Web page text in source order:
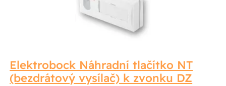
Elektrobock Náhradní tlačítko NT
(bezdrátový vysílač) k zvonku DZ